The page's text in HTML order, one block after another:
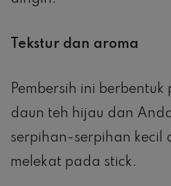
Tekstur dan aroma
Pembersih ini
daun teh hijau dan
serpihan-serpihan kecil
melekat pada stick.